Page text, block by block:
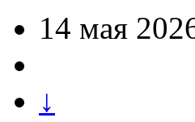
14 мая
↓